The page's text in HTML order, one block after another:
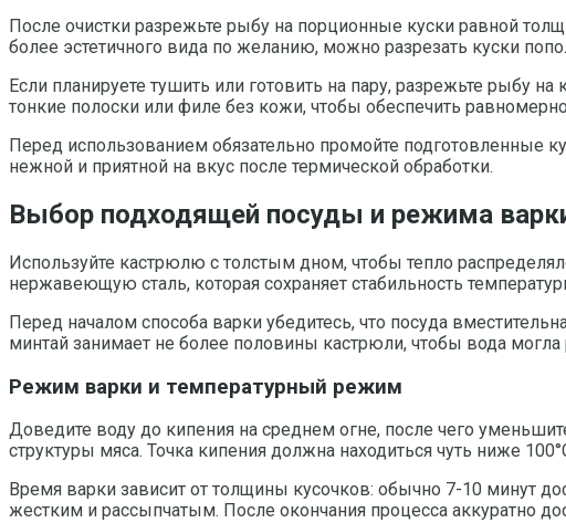
После очистки разрежьте рыбу на порционные куски равной
более эстетичного вида по желанию, можно разрезать куски
Если планируете тушить или готовить на пару, разрежьте рыбу
тонкие полоски или филе без кожи, чтобы обеспечить
Перед использованием обязательно промойте подготовленные
нежной и приятной на вкус после термической обработки.
Выбор подходящей посуды и режима
Используйте кастрюлю с толстым дном, чтобы тепло
нержавеющую сталь, которая сохраняет стабильность
Перед началом способа варки убедитесь, что посуда
минтай занимает не более половины кастрюли, чтобы вода
Режим варки и температурный режим
Доведите воду до кипения на среднем огне, после чего
структуры мяса. Точка кипения должна находиться чуть ниже
Время варки зависит от толщины кусочков: обычно 7-10 минут
жестким и рассыпчатым. После окончания процесса аккуратно